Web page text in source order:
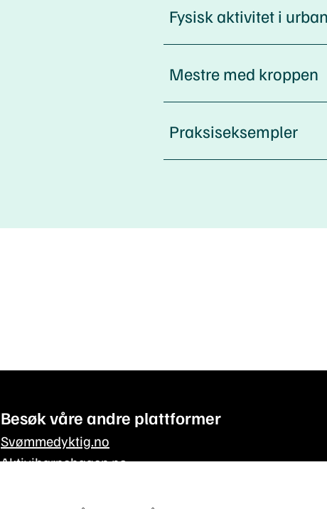
Fysisk aktivitet i
Mestre med kroppen
Praksiseksempler
Besøk våre andre plattformer
Svømmedyktig.no
Aktivibarnehagen.no